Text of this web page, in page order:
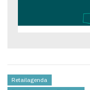
Retailagenda